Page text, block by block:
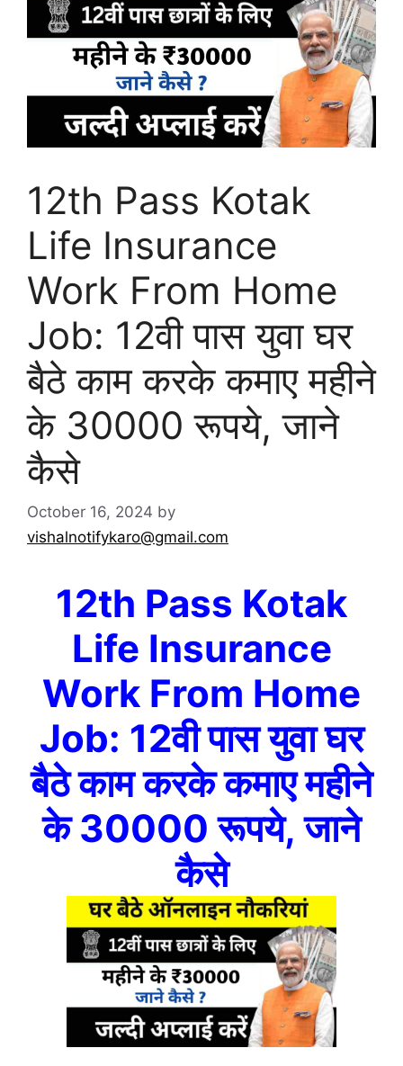
12th Pass Kotak
Life Insurance
Work From Home
Job: 12वी पास युवा घर
बैठे काम करके कमाए महीने
के 30000 रूपये, जाने
कैसे
October 16, 2024 by
vishalnotifykaro@gmail.com
12th Pass Kotak
Life Insurance
Work From Home
Job: 12वी पास युवा घर
बैठे काम करके कमाए महीने
के 30000 रूपये, जाने
कैसे